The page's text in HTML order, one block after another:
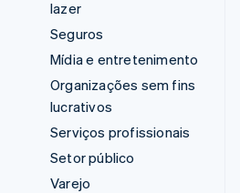
lazer
Seguros
Mídia e entretenimento
Organizações sem fins
lucrativos
Serviços profissionais
Setor público
Varejo